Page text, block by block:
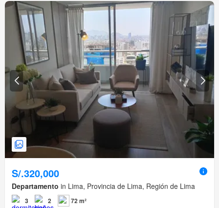
S/.320,000
Departamento in Lima, Provincia de Lima, Región de Lima
3 2 72 m²